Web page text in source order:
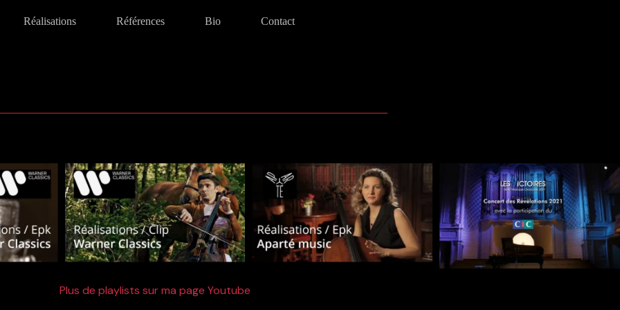
Réalisations Références Bio Contact
Plus de playlists sur ma page Youtube